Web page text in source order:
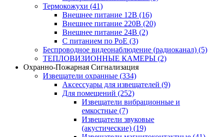
Термокожухи (41)
Внешнее питание 12В (16)
Внешнее питание 220В (20)
Внешнее питание 24В (2)
С питанием по PoE (3)
Беспроводное видеонаблюдение (радиоканал) (5)
ТЕПЛОВИЗИОННЫЕ КАМЕРЫ (2)
Охранно-Пожарная Сигнализация
Извещатели охранные (334)
Аксессуары для извещателей (9)
Для помещений (252)
Извещатели вибрационные и
емкостные (7)
Извещатели звуковые
(акустические) (19)